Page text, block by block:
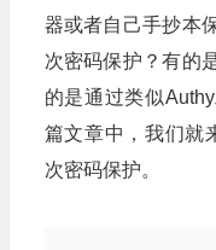
器或者自己手抄本
次密码保护？有的
的是通过类似
篇文章中，我们就
次密码保护。